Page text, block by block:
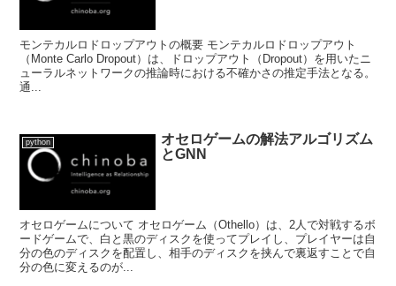
モンテカルロドロップアウトの概要 モンテカルロドロップアウト
（Monte Carlo Dropout）は、ドロップアウト（Dropout）を用いたニ
ューラルネットワークの推論時における不確かさの推定手法となる。
通...
python
オセロゲームの解法アルゴリズム
とGNN
オセロゲームについて オセロゲーム（Othello）は、2人で対戦するボ
ードゲームで、白と黒のディスクを使ってプレイし、プレイヤーは自
分の色のディスクを配置し、相手のディスクを挟んで裏返すことで自
分の色に変えるのが...